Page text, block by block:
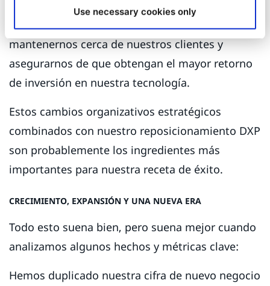
Use necessary cookies only
trabajamos exclusivamente con partners en co-
selling y en co-marketing, queríamos
mantenernos cerca de nuestros clientes y
asegurarnos de que obtengan el mayor retorno
de inversión en nuestra tecnología.
Estos cambios organizativos estratégicos
combinados con nuestro reposicionamiento DXP
son probablemente los ingredientes más
importantes para nuestra receta de éxito.
CRECIMIENTO, EXPANSIÓN Y UNA NUEVA ERA
Todo esto suena bien, pero suena mejor cuando
analizamos algunos hechos y métricas clave:
Hemos duplicado nuestra cifra de nuevo negocio